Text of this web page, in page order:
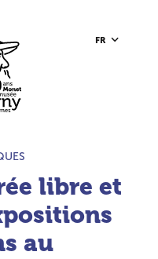
FR
site
libre et
au